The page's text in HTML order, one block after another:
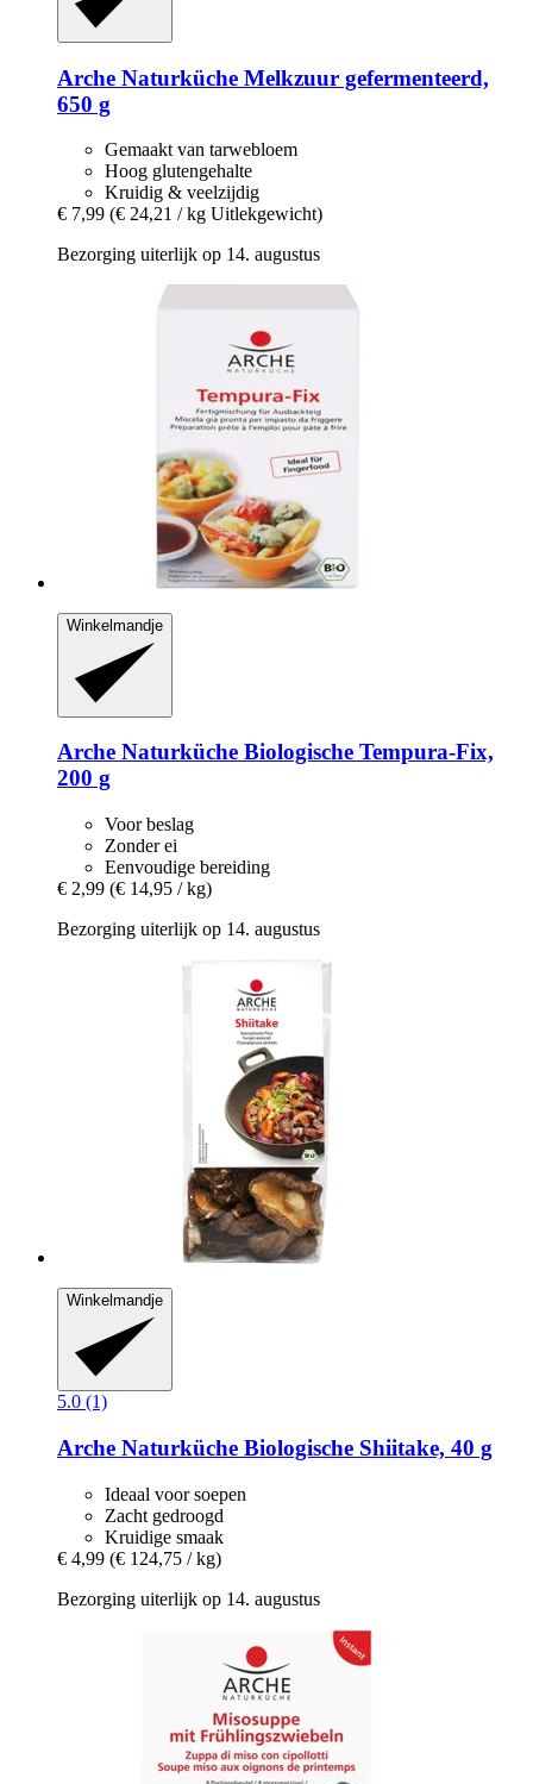
Arche Naturküche Melkzuur gefermenteerd,
650 g
Gemaakt van tarwebloem
Hoog glutengehalte
Kruidig & veelzijdig
€ 7,99 (€ 24,21 / kg Uitlekgewicht)
Bezorging uiterlijk op 14. augustus
Winkelmandje
Arche Naturküche Biologische Tempura-​Fix,
200 g
Voor beslag
Zonder ei
Eenvoudige bereiding
€ 2,99 (€ 14,95 / kg)
Bezorging uiterlijk op 14. augustus
Winkelmandje
5.0 (1)
Arche Naturküche Biologische Shiitake, 40 g
Ideaal voor soepen
Zacht gedroogd
Kruidige smaak
€ 4,99 (€ 124,75 / kg)
Bezorging uiterlijk op 14. augustus